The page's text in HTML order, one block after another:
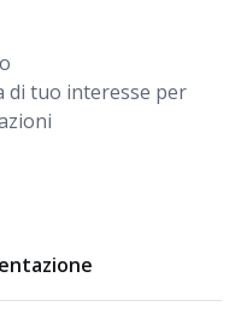
di tuo interesse per